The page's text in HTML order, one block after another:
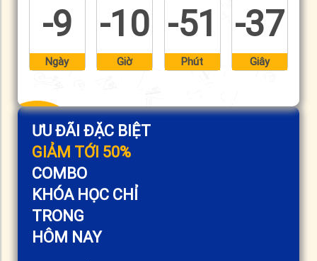
ƯU ĐÃI ĐẶC BIỆT
GIẢM TỚI 50%
COMBO
KHÓA HỌC CHỈ
TRONG
HÔM NAY
-9
Ngày
-10
Giờ
-51
Phút
-37
Giây